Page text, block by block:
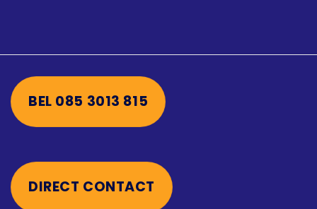
BEL 085 3013 815
DIRECT CONTACT